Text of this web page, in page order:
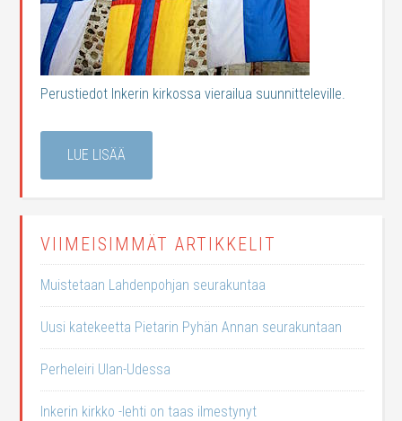
Perustiedot Inkerin kirkossa vierailua suunnitteleville.
LUE LISÄÄ
VIIMEISIMMÄT ARTIKKELIT
Muistetaan Lahdenpohjan seurakuntaa
Uusi katekeetta Pietarin Pyhän Annan seurakuntaan
Perheleiri Ulan-Udessa
Inkerin kirkko -lehti on taas ilmestynyt